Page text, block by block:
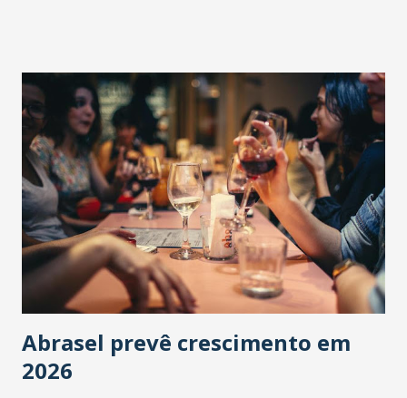
Abrasel prevê crescimento em
2026